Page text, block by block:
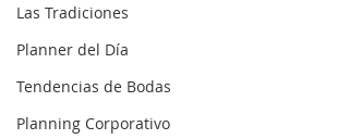
Las Tradiciones
Planner del Día
Tendencias de Bodas
Planning Corporativo